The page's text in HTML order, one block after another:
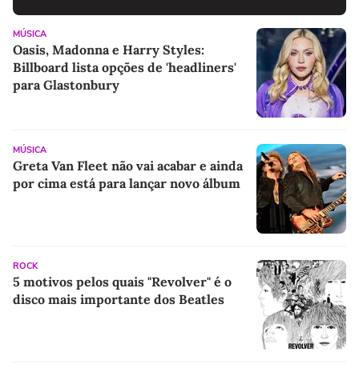
MÚSICA
Oasis, Madonna e Harry Styles:
Billboard lista opções de 'headliners'
para Glastonbury
MÚSICA
Greta Van Fleet não vai acabar e ainda
por cima está para lançar novo álbum
ROCK
5 motivos pelos quais "Revolver" é o
disco mais importante dos Beatles